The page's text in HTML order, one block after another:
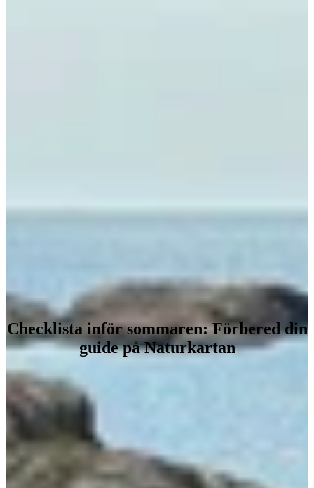
Checklista inför sommaren: Förbered din
guide på Naturkartan